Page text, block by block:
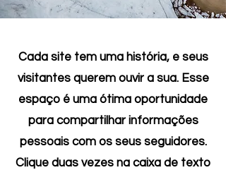
Cada site tem uma história, e seus
visitantes querem ouvir a sua. Esse
espaço é uma ótima oportunidade
para compartilhar informações
pessoais com os seus seguidores.
Clique duas vezes na caixa de texto